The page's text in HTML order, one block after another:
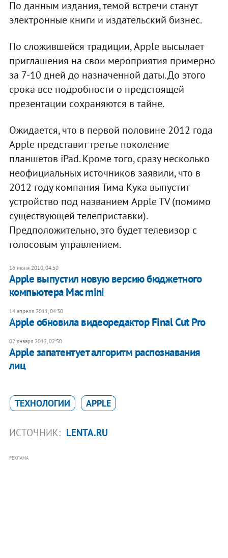
По данным издания, темой встречи станут
электронные книги и издательский бизнес.
По сложившейся традиции, Apple высылает
приглашения на свои мероприятия примерно
за 7-10 дней до назначенной даты. До этого
срока все подробности о предстоящей
презентации сохраняются в тайне.
Ожидается, что в первой половине 2012 года
Apple представит третье поколение
планшетов iPad. Кроме того, сразу несколько
неофициальных источников заявили, что в
2012 году компания Тима Кука выпустит
устройство под названием Apple TV (помимо
существующей телеприставки).
Предположительно, это будет телевизор с
голосовым управлением.
16 июня 2010, 04:50
Apple выпустил новую версию бюджетного
компьютера Mac mini
14 апреля 2011, 04:30
Apple обновила видеоредактор Final Cut Pro
02 января 2012, 02:50
Apple запатентует алгоритм распознавания
лиц
ТЕХНОЛОГИИ APPLE
ИСТОЧНИК: LENTA.RU
РЕКЛАМА